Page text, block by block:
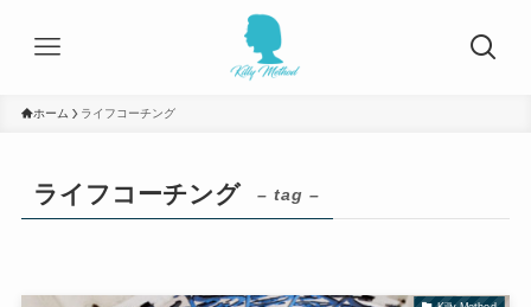
ホーム ライフコーチング
ライフコーチング – tag –